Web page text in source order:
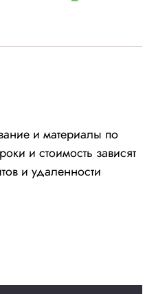
и материалы по
и стоимость зависят
и удаленности